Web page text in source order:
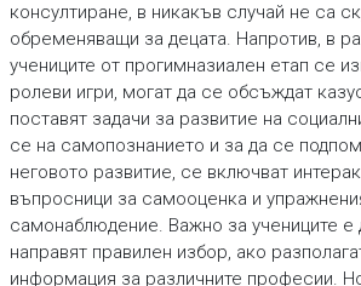
консултиране, в никакъв случай не са
обременяващи за децата. Напротив, в
учениците от прогимназиален етап се
ролеви игри, могат да се обсъждат
поставят задачи за развитие на
се на самопознанието и за да се
неговото развитие, се включват
въпросници за самооценка и
самонаблюдение. Важно за учениците е
направят правилен избор, ако
информация за различните професии.